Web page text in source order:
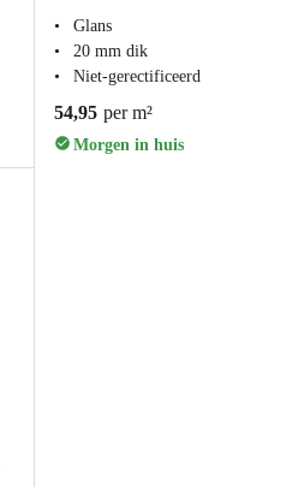
Glans
20 mm dik
Niet-gerectificeerd
54,95 per m²
Morgen in huis